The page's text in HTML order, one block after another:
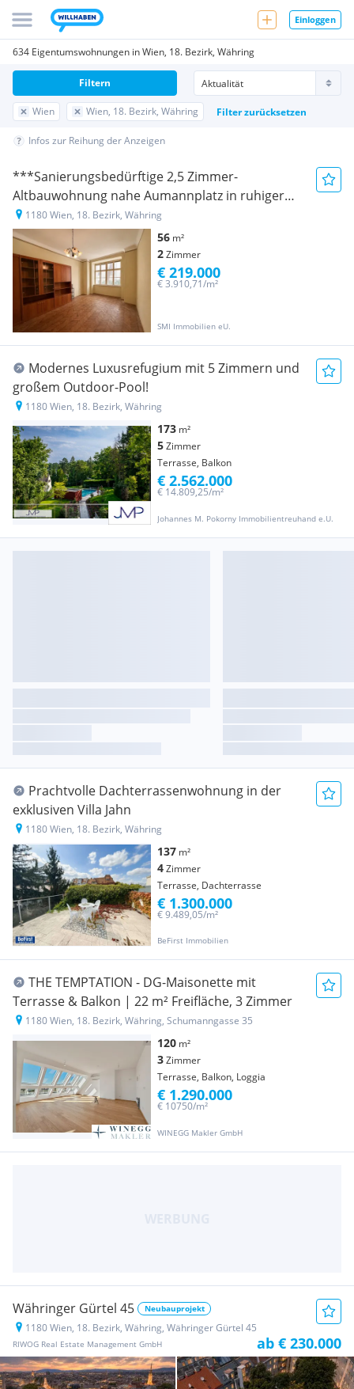
Einloggen
634 Eigentumswohnungen in Wien, 18. Bezirk, Währing
Wien Wien, 18. Bezirk, Währing Filter zurücksetzen
Filtern
Infos zur Reihung der Anzeigen
***Sanierungsbedürftige 2,5 Zimmer-
Altbauwohnung nahe Aumannplatz in ruhiger
Innenhoflage***
1180 Wien, 18. Bezirk, Währing
56 m²
2Zimmer
SMI Immobilien eU.
€ 3.910,71/m²
€ 219.000
Modernes Luxusrefugium mit 5 Zimmern und
großem Outdoor-Pool!
1180 Wien, 18. Bezirk, Währing
173 m²
5Zimmer
Terrasse, Balkon
Johannes M. Pokorny Immobilientreuhand e.U.
€ 14.809,25/m²
€ 2.562.000
Prachtvolle Dachterrassenwohnung in der
exklusiven Villa Jahn
1180 Wien, 18. Bezirk, Währing
137 m²
4Zimmer
Terrasse, Dachterrasse
BeFirst Immobilien
€ 9.489,05/m²
€ 1.300.000
THE TEMPTATION - DG-Maisonette mit
Terrasse & Balkon | 22 m² Freifläche, 3 Zimmer
1180 Wien, 18. Bezirk, Währing, Schumanngasse 35
120 m²
3Zimmer
Terrasse, Balkon, Loggia
WINEGG Makler GmbH
€ 10750/m²
€ 1.290.000
Währinger Gürtel 45 Neubauprojekt
1180 Wien, 18. Bezirk, Währing, Währinger Gürtel 45
RIWOG Real Estate Management GmbH ab € 230.000